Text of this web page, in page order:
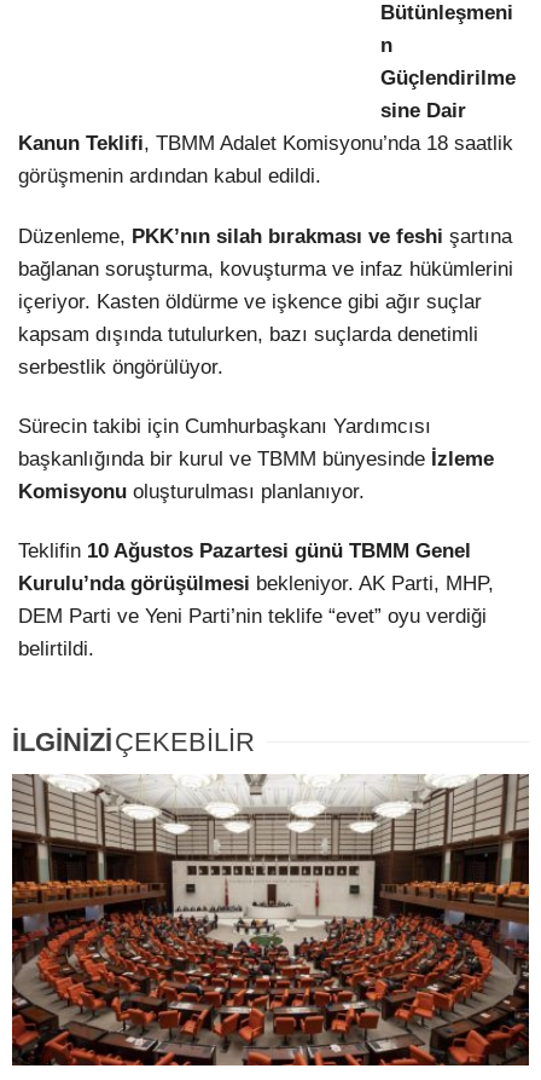
Bütünleşmeni
n
Güçlendirilme
sine Dair
Kanun Teklifi, TBMM Adalet Komisyonu’nda 18 saatlik
görüşmenin ardından kabul edildi.
Düzenleme, PKK’nın silah bırakması ve feshi şartına
bağlanan soruşturma, kovuşturma ve infaz hükümlerini
içeriyor. Kasten öldürme ve işkence gibi ağır suçlar
kapsam dışında tutulurken, bazı suçlarda denetimli
serbestlik öngörülüyor.
Sürecin takibi için Cumhurbaşkanı Yardımcısı
başkanlığında bir kurul ve TBMM bünyesinde İzleme
Komisyonu oluşturulması planlanıyor.
Teklifin 10 Ağustos Pazartesi günü TBMM Genel
Kurulu’nda görüşülmesi bekleniyor. AK Parti, MHP,
DEM Parti ve Yeni Parti’nin teklife “evet” oyu verdiği
belirtildi.
İLGİNİZİÇEKEBİLİR